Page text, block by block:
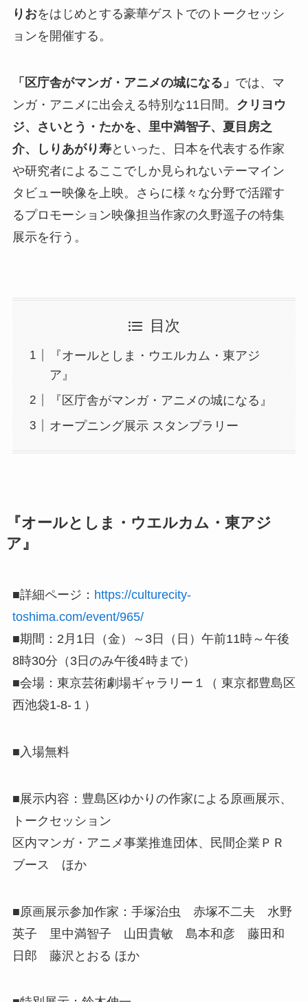
りおをはじめとする豪華ゲストでのトークセッシ
ョンを開催する。
「区庁舎がマンガ・アニメの城になる」 では、マ
ンガ・アニメに出会える特別な11日間。 クリヨウ
ジ、さいとう・たかを、里中満智子、夏目房之
介、しりあがり寿といった、日本を代表する作家
や研究者によるここでしか見られないテーマイン
タビュー映像を上映。さらに様々な分野で活躍す
るプロモーション映像担当作家の久野遥子の特集
展示を行う。
目次
『オールとしま・ウエルカム・東アジ
ア』
『区庁舎がマンガ・アニメの城になる』
オープニング展示 スタンプラリー
『オールとしま・ウエルカム・東アジ
ア』
■詳細ページ： https://culturecity-
toshima.com/event/965/
■期間：2月1日（金）～3日（日）午前11時～午後
8時30分（3日のみ午後4時まで）
■会場：東京芸術劇場ギャラリー１（ 東京都豊島区
西池袋1-8-１）
■入場無料
■展示内容：豊島区ゆかりの作家による原画展示、
トークセッション
区内マンガ・アニメ事業推進団体、民間企業ＰＲ
ブース ほか
■原画展示参加作家：手塚治虫 赤塚不二夫 水野
英子 里中満智子 山田貴敏 島本和彦 藤田和
日郎 藤沢とおる ほか